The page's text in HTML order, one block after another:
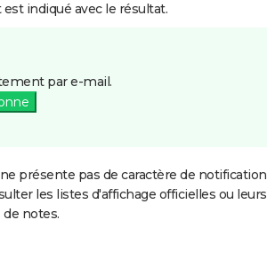
indiqué avec le résultat.
par e-mail.
présente pas de caractère de notification
les listes d'affichage officielles ou leurs
de notes.